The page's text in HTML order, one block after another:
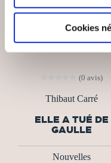
Cookies
(0 avis)
Thibaut Carré
ELLE A TUÉ DE
GAULLE
Nouvelles